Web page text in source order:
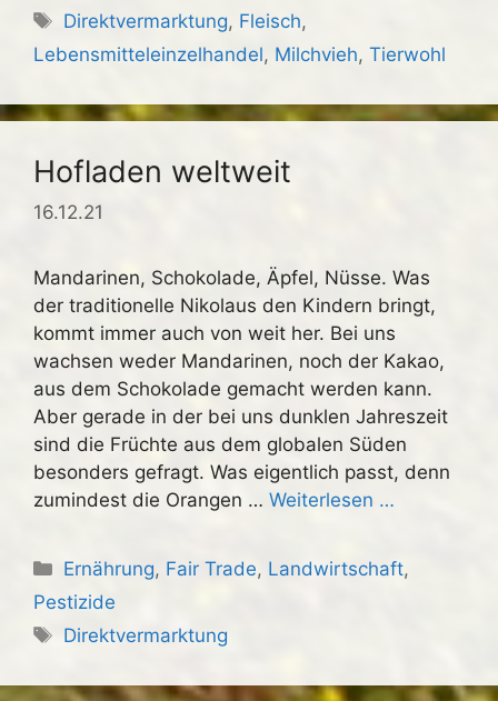
Schlagwörter
Direktvermarktung, Fleisch,
Lebensmitteleinzelhandel, Milchvieh, Tierwohl
Hofladen weltweit
16.12.21
Mandarinen, Schokolade, Äpfel, Nüsse. Was
der traditionelle Nikolaus den Kindern bringt,
kommt immer auch von weit her. Bei uns
wachsen weder Mandarinen, noch der Kakao,
aus dem Schokolade gemacht werden kann.
Aber gerade in der bei uns dunklen Jahreszeit
sind die Früchte aus dem globalen Süden
besonders gefragt. Was eigentlich passt, denn
zumindest die Orangen … Weiterlesen …
Kategorien
Ernährung, Fair Trade, Landwirtschaft,
Pestizide
Schlagwörter
Direktvermarktung